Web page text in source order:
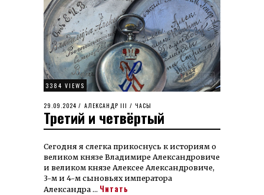
3384 VIEWS
POSTED
ON
29.09.2024 23.07.2025
АЛЕКСАНДР III / ЧАСЫ
Третий и четвёртый
Сегодня я слегка прикоснусь к ис­то­риям о
великом князе Владимире Алек­санд­ровиче
и великом князе Алексее Алек­санд­ровиче,
3-м и 4-м сыновьях императора
Александра … Читать